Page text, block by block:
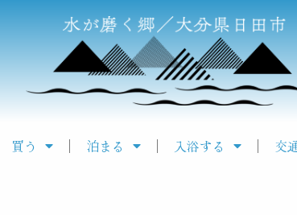
買う 泊まる 入浴する 交